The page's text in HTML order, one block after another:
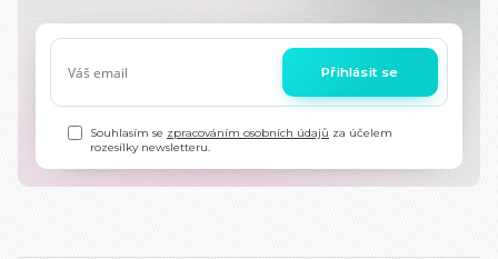
Přihlásit se
Souhlasím se zpracováním osobních údajů za účelem
rozesílky newsletteru.